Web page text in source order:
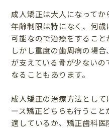
成人矯正は大人になってか
年齢制限は特になく、何
可能なので治療をすること
しかし重度の歯周病の場
が支えている骨が少ないの
なることもあります。
成人矯正の治療方法とし
ース矯正どちらも行うこ
適しているか、矯正歯科医